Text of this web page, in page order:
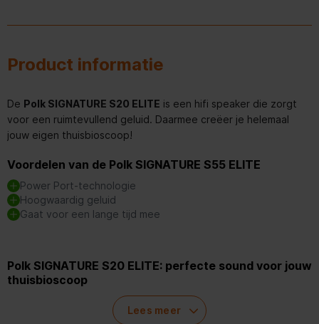
Product informatie
De Polk SIGNATURE S20 ELITE is een hifi speaker die zorgt
voor een ruimtevullend geluid. Daarmee creëer je helemaal
jouw eigen thuisbioscoop!
Voordelen van de Polk SIGNATURE S55 ELITE
Power Port-technologie
Hoogwaardig geluid
Gaat voor een lange tijd mee
Polk SIGNATURE S20 ELITE: perfecte sound voor jouw
thuisbioscoop
Geluid komt pas echt tot leven met de geweldige Polk
Signature S20 Elite hifi speaker! Door de toegevoegde
Lees meer